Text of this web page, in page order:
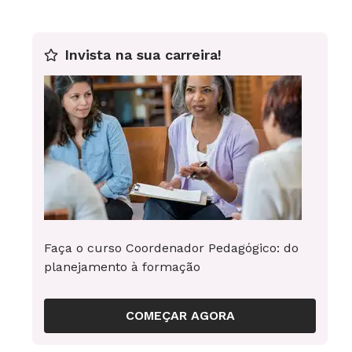
estrangeira”, achamos artigos interessantes, como
Práticas de Tradução para Aula de Língua
Estrangeirae A Linguagem de Sala de Aula na
Formação do Professor de Língua Estrangeira
Superbusca. Outro bom exemplo é a expressão
“avaliação escolar” . Foram localizados artigos
sobre o tema que não estavam nas primeiras
páginas do Google, como
Avaliação do Rendimento
E ai, gostou? O Gente que Educa e a Superbusca
da Educação foram desenvolvidos com o intuito de
unir a teoria e a prática para contribuir com a
Invista na sua carreira!
Faça o curso Coordenador Pedagógico: do
planejamento à formação
COMEÇAR AGORA